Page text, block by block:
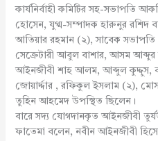
কার্যনির্বাহী কমিটির সহ-সভাপতি
হোসেন, যুগ্ম-সম্পাদক হারুনুর রশিদ
আতিয়ার রহমান (২), সাবেক সভাপতি
সেক্রেটারী আবুল বাশার, আসম
আইনজীবী শাহ আলম, আব্দুল কুদ্দুস,
জোয়ার্দ্দার , রফিকুল ইসলাম (২),
তুহিন আহমেদ উপস্থিত ছিলেন।
বারে সদ্য যোগদানকৃত আইনজীবী
ফাতেমা বলেন, নবীন আইনজীবী